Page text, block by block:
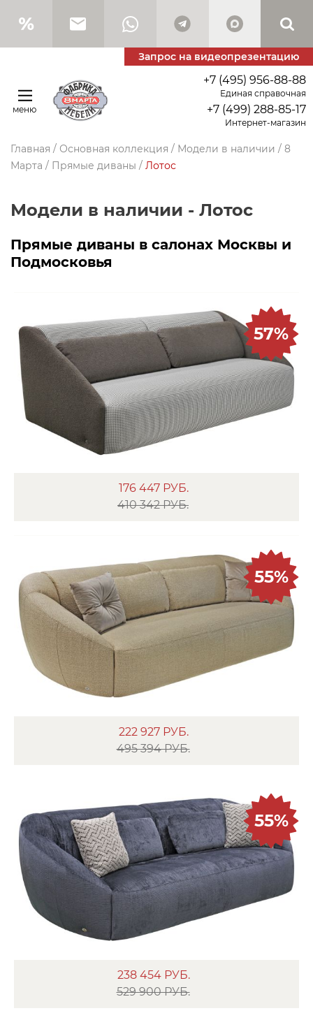
Запрос на видеопрезентацию
меню
+7 (495) 956-88-88
Единая справочная
+7 (499) 288-85-17
Интернет-магазин
Главная / Основная коллекция / Модели в наличии / 8
Марта / Прямые диваны / Лотос
Модели в наличии - Лотос
Прямые диваны в салонах Москвы и
Подмосковья
176 447 РУБ.
410 342 РУБ.
57%
222 927 РУБ.
495 394 РУБ.
55%
238 454 РУБ.
529 900 РУБ.
55%